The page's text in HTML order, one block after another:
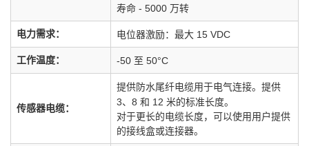
寿命 - 5000 万转
电力需求： 电位器激励：最大 15 VDC
工作温度： -50 至 50°C
传感器电缆：
提供防水尾纤电缆用于电气连接。提供
3、8 和 12 米的标准长度。
对于更长的电缆长度，可以使用用户提供
的接线盒或连接器。